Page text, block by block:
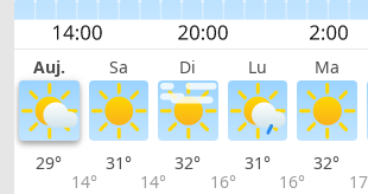
Auj. Sa Di Lu Ma
29°
14°
31°
14°
32°
16°
31°
16°
32°